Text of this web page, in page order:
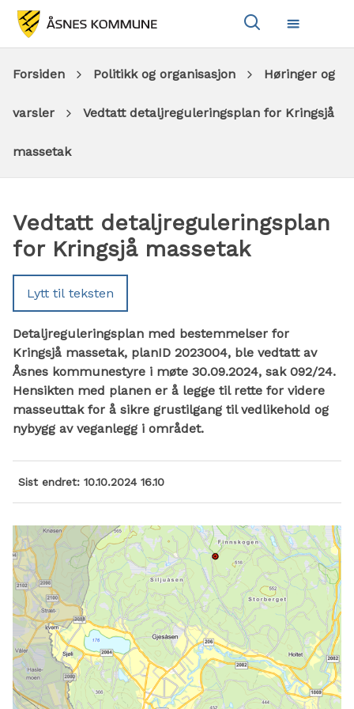
Meny
Du
er
her:
Forsiden Politikk og organisasjon Høringer og
varsler Vedtatt detaljreguleringsplan for Kringsjå
massetak
Vedtatt detaljreguleringsplan
for Kringsjå massetak
Lytt til teksten
Detaljreguleringsplan med bestemmelser for
Kringsjå massetak, planID 2023004, ble vedtatt av
Åsnes kommunestyre i møte 30.09.2024, sak 092/24.
Hensikten med planen er å legge til rette for videre
masseuttak for å sikre grustilgang til vedlikehold og
nybygg av veganlegg i området.
Sist endret 10.10.2024 16.10